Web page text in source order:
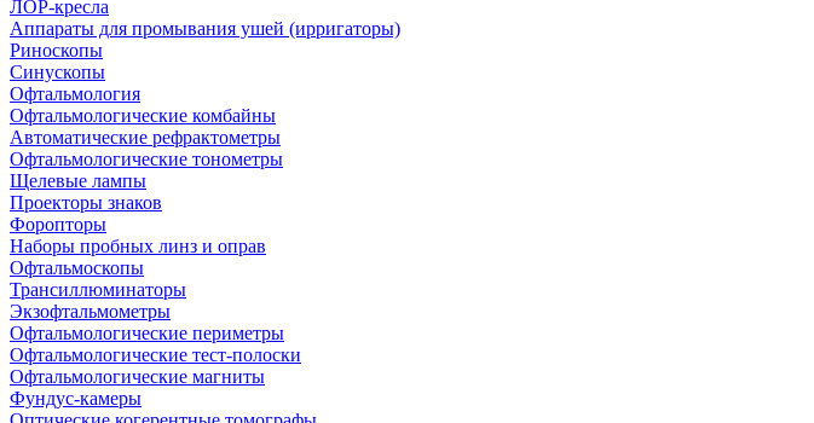
ЛОР-кресла
Аппараты для промывания ушей (ирригаторы)
Риноскопы
Синускопы
Офтальмология
Офтальмологические комбайны
Автоматические рефрактометры
Офтальмологические тонометры
Щелевые лампы
Проекторы знаков
Форопторы
Наборы пробных линз и оправ
Офтальмоскопы
Трансиллюминаторы
Экзофтальмометры
Офтальмологические периметры
Офтальмологические тест-полоски
Офтальмологические магниты
Фундус-камеры